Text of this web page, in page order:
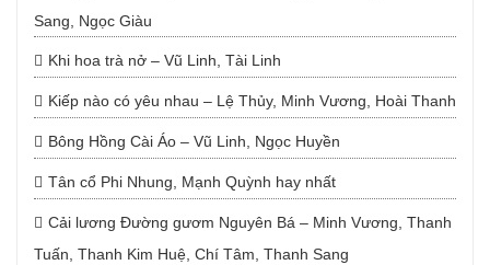
Sang, Ngọc Giàu
Khi hoa trà nở – Vũ Linh, Tài Linh
Kiếp nào có yêu nhau – Lệ Thủy, Minh Vương, Hoài Thanh
Bông Hồng Cài Áo – Vũ Linh, Ngọc Huyền
Tân cổ Phi Nhung, Mạnh Quỳnh hay nhất
Cải lương Đường gươm Nguyên Bá – Minh Vương, Thanh
Tuấn, Thanh Kim Huệ, Chí Tâm, Thanh Sang